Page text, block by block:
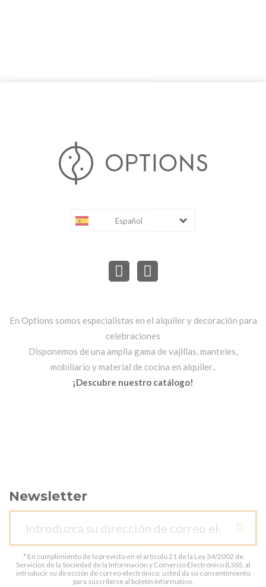
Español
En Options somos especialistas en el alquiler y decoración para
celebraciones
Disponemos de una amplia gama de vajillas, manteles,
mobiliario y material de cocina en alquiler..
¡Descubre nuestro catálogo!
Newsletter
* En cumplimiento de lo previsto en el artículo 21 de la Ley 34/2002 de
Servicios de la Sociedad de la Información y Comercio Electrónico (LSSI), al
introducir su dirección de correo electrónico, usted da su consentimiento
para suscribirse al boletín informativo.